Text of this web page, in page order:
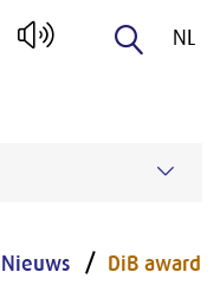
NL
Nieuws DiB award